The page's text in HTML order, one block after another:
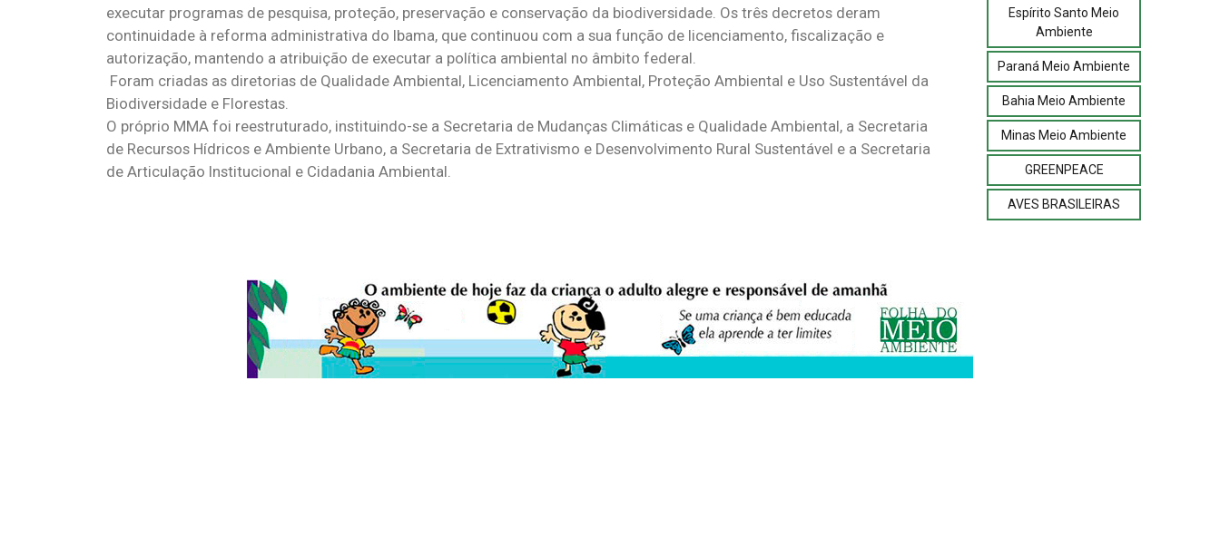
executar programas de pesquisa, proteção, preservação e conservação da biodiversidade. Os três decretos deram
continuidade à reforma administrativa do Ibama, que continuou com a sua função de licenciamento, fiscalização e
autorização, mantendo a atribuição de executar a política ambiental no âmbito federal.
Foram criadas as diretorias de Qualidade Ambiental, Licenciamento Ambiental, Proteção Ambiental e Uso Sustentável da
Biodiversidade e Florestas.
O próprio MMA foi reestruturado, instituindo-se a Secretaria de Mudanças Climáticas e Qualidade Ambiental, a Secretaria
de Recursos Hídricos e Ambiente Urbano, a Secretaria de Extrativismo e Desenvolvimento Rural Sustentável e a Secretaria
de Articulação Institucional e Cidadania Ambiental.
Espírito Santo Meio
Ambiente
Paraná Meio Ambiente
Bahia Meio Ambiente
Minas Meio Ambiente
GREENPEACE
AVES BRASILEIRAS